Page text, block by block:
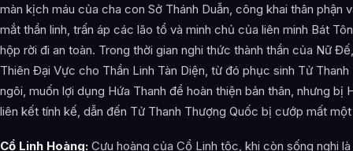
màn kịch máu của cha con Sở Thánh Duẫn, công khai thân phận
mắt thần linh, trấn áp các lão tổ và minh chủ của liên minh Bát
hộp rời đi an toàn. Trong thời gian nghi thức thành thần của Nữ
Thiên Đại Vực cho Thần Linh Tàn Diện, từ đó phục sinh Tử
ngôi, muốn lợi dụng Hứa Thanh để hoàn thiện bản thân, nhưng bị
liên kết tính kế, dẫn đến Tử Thanh Thượng Quốc bị cướp mất một
Cổ Linh Hoàng: Cựu hoàng của Cổ Linh tộc, khi còn sống nghi